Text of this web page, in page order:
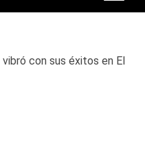
vibró con sus éxitos en El